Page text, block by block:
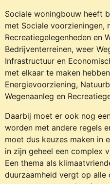
Sociale woningbouw heeft
met Sociale voorzieningen,
Recreatiegelegenheden en
Bedrijventerreinen, weer
Infrastructuur en
met elkaar te maken
Energievoorziening,
Wegenaanleg en
Daarbij moet er ook nog
worden met andere regels
moet dus keuzes maken in
in zijn geheel een complex
Een thema als
duurzaamheid vergt op alle